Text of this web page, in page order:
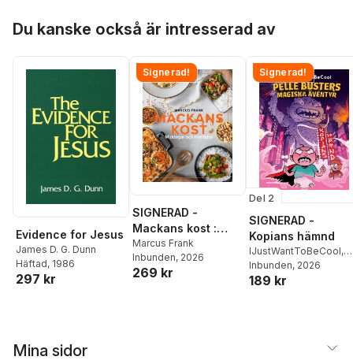
Du kanske också är intresserad av
Evidence for Jesus
James D. G. Dunn
Häftad, 1986
297 kr
Signerad!
SIGNERAD -
Mackans kost :
Middagar och
matlådor
Marcus Frank
Inbunden, 2026
269 kr
Signerad!
Del 2
SIGNERAD -
Kopians hämnd
IJustWantToBeCool,
Joel Adolphson
Ejdemo Beer
Inbunden, 2026
189 kr
Mina sidor